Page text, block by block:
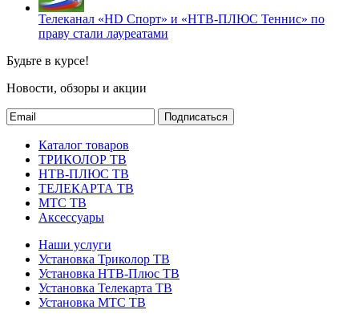
Телеканал «HD Спорт» и «НТВ-ПЛЮС Теннис» по
праву стали лауреатами
Будьте в курсе!
Новости, обзоры и акции
Подписаться
Каталог товаров
ТРИКОЛОР ТВ
НТВ-ПЛЮС ТВ
ТЕЛЕКАРТА ТВ
МТС ТВ
Аксессуары
Наши услуги
Установка Триколор ТВ
Установка НТВ-Плюс ТВ
Установка Телекарта ТВ
Установка МТС ТВ